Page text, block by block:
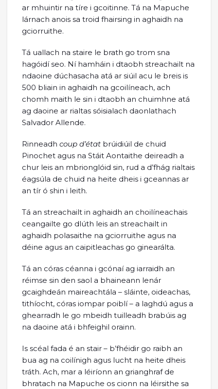
ar mhuintir na tíre i gcoitinne. Tá na Mapuche
lárnach anois sa troid fhairsing in aghaidh na
gciorruithe.
Tá uallach na staire le brath go trom sna
hagóidí seo. Ní hamháin i dtaobh streachailt na
ndaoine dúchasacha atá ar siúil acu le breis is
500 bliain in aghaidh na gcoilíneach, ach
chomh maith le sin i dtaobh an chuimhne atá
ag daoine ar rialtas sóisialach daonlathach
Salvador Allende.
Rinneadh coup d’état brúidiúil de chuid
Pinochet agus na Stáit Aontaithe deireadh a
chur leis an mbrionglóid sin, rud a d’fhág rialtais
éagsúla de chuid na heite dheis i gceannas ar
an tír ó shin i leith.
Tá an streachailt in aghaidh an choilíneachais
ceangailte go dlúth leis an streachailt in
aghaidh polasaithe na gciorruithe agus na
déine agus an caipitleachas go ginearálta.
Tá an córas céanna i gcónaí ag iarraidh an
réimse sin den saol a bhaineann lenár
gcaighdeán maireachtála – sláinte, oideachas,
tithíocht, córas iompar poiblí – a laghdú agus a
ghearradh le go mbeidh tuilleadh brabúis ag
na daoine atá i bhfeighil orainn.
Is scéal fada é an stair – b’fhéidir go raibh an
bua ag na coilínigh agus lucht na heite dheis
tráth. Ach, mar a léiríonn an grianghraf de
bhratach na Mapuche os cionn na léirsithe sa